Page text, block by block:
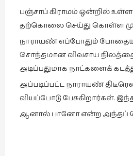
பஞ்சாப் கிராமம் ஒன்றில்
தற்கொலை செய்து கொள்ள
நாராயண் எப்போதும்
சொந்தமான விவசாய
அடிப்பதுமாக நாட்களைக்
அப்படிப்பட்ட நாராயண்
வியப்போடு பேசுகிறார்கள்.
ஆனால் பானோ என்ற அந்தப்